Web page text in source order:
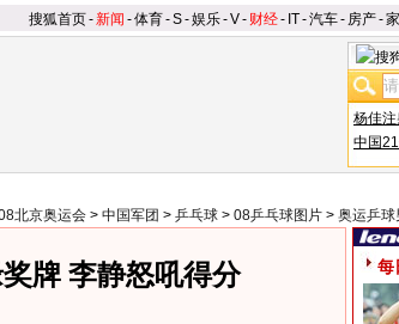
搜狐首页-新闻 -体育-S-娱乐-V- 财经- IT-汽车- 房产-
杨佳注
中国
北京奥运会 > 中国军团 > 乒乓球 > 08乒乓球图片 > 奥运乒球
牌 李静怒吼得分 每